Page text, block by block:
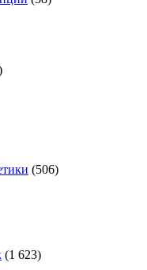
(506)
(1 623)